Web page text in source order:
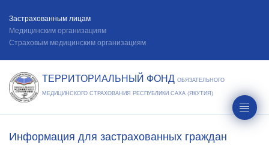
Застрахованным лицам
Медицинским организациям
Страховым медицинским организациям
ТЕРРИТОРИАЛЬНЫЙ ФОНД ОБЯЗАТЕЛЬНОГО
МЕДИЦИНСКОГО СТРАХОВАНИЯ РЕСПУБЛИКИ САХА (ЯКУТИЯ)
Информация для застрахованных граждан